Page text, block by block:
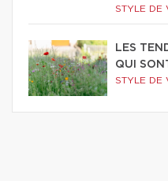
STYLE DE
LES
QUI
STYLE DE